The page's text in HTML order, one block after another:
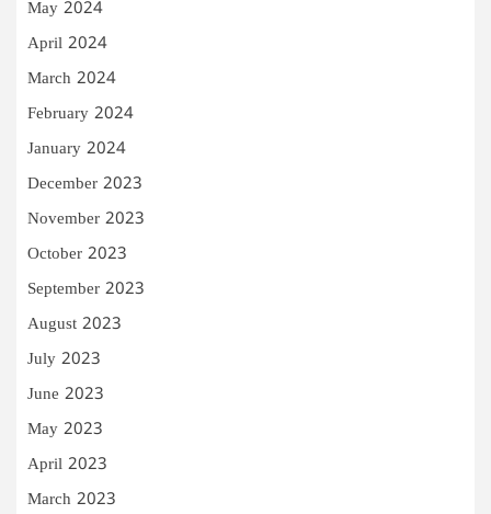
May 2024
April 2024
March 2024
February 2024
January 2024
December 2023
November 2023
October 2023
September 2023
August 2023
July 2023
June 2023
May 2023
April 2023
March 2023